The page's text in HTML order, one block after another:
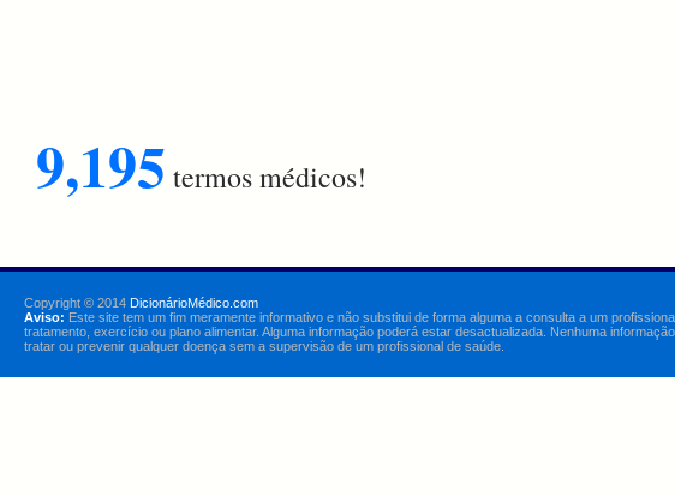
9,195 termos médicos!
Copyright © 2014 DicionárioMédico.com
Aviso: Este site tem um fim meramente informativo e não substitui de forma alguma a consulta a um
tratamento, exercício ou plano alimentar. Alguma informação poderá estar desactualizada. Nenhuma
tratar ou prevenir qualquer doença sem a supervisão de um profissional de saúde.